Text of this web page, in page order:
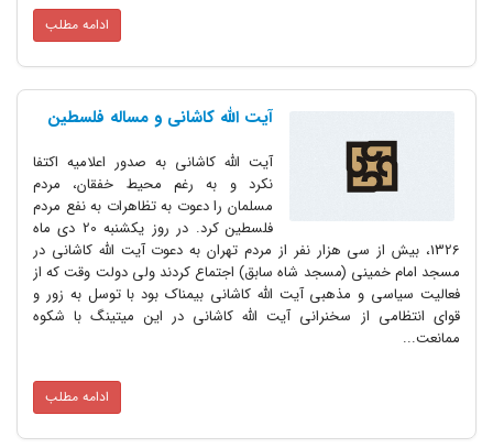
ادامه مطلب
آیت الله کاشانی و مساله فلسطین
آیت الله کاشانی به صدور اعلامیه اکتفا
نکرد و به رغم محیط خفقان، مردم
مسلمان را دعوت به تظاهرات به نفع مردم
فلسطین کرد. در روز یکشنبه 20 دی ماه
1326، بیش از سی هزار نفر از مردم تهران به دعوت آیت الله کاشانی در
مسجد امام خمینی (مسجد شاه سابق) اجتماع کردند ولی دولت وقت که از
فعالیت سیاسی و مذهبی آیت الله کاشانی بیمناک بود با توسل به زور و
قوای انتظامی از سخنرانی آیت الله کاشانی در این میتینگ با شکوه
ممانعت...
ادامه مطلب